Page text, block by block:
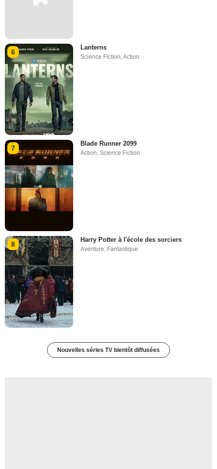
6
Lanterns
Science Fiction,Action
7
Blade Runner 2099
Action,Science Fiction
8
Harry Potter à l'école des sorciers
Aventure, Fantastique
Nouvelles séries TV bientôt diffusées